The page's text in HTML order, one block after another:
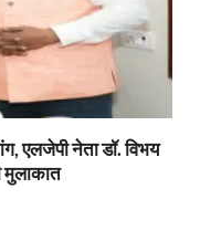
एलजेपी नेता डॉ. विभय
मुलाकात